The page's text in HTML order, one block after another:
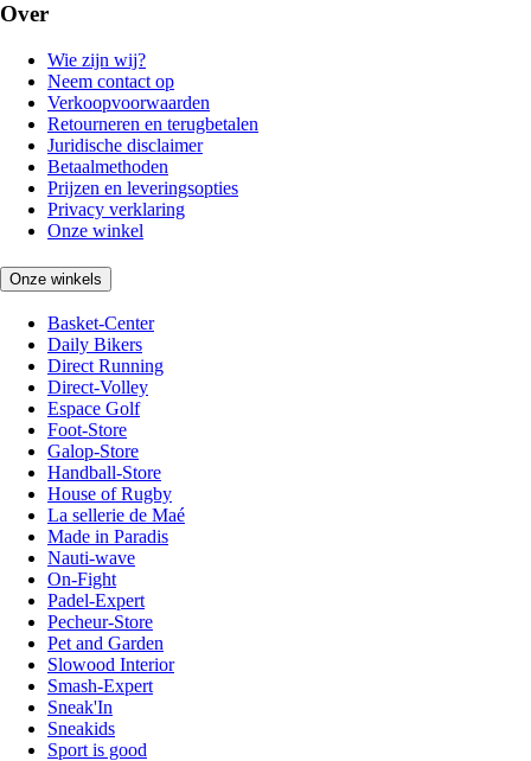
Over
Wie zijn wij?
Neem contact op
Verkoopvoorwaarden
Retourneren en terugbetalen
Juridische disclaimer
Betaalmethoden
Prijzen en leveringsopties
Privacy verklaring
Onze winkel
Onze winkels
Basket-Center
Daily Bikers
Direct Running
Direct-Volley
Espace Golf
Foot-Store
Galop-Store
Handball-Store
House of Rugby
La sellerie de Maé
Made in Paradis
Nauti-wave
On-Fight
Padel-Expert
Pecheur-Store
Pet and Garden
Slowood Interior
Smash-Expert
Sneak'In
Sneakids
Sport is good